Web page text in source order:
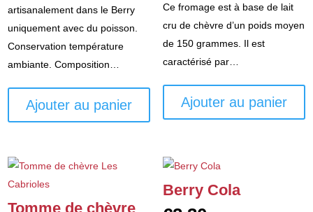
artisanalement dans le Berry
uniquement avec du poisson.
Conservation température
ambiante. Composition…
Ajouter au panier
Ce fromage est à base de lait
cru de chèvre d’un poids moyen
de 150 grammes. Il est
caractérisé par…
Ajouter au panier
Tomme de chèvre
Berry Cola